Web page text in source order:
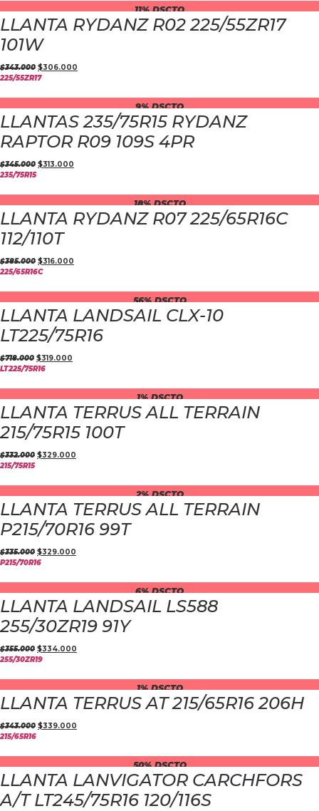
11% DSCTO
LLANTA RYDANZ R02 225/55ZR17
101W
$343.000 $306.000
225/55ZR17
9% DSCTO
LLANTAS 235/75R15 RYDANZ
RAPTOR R09 109S 4PR
$345.000 $313.000
235/75R15
18% DSCTO
LLANTA RYDANZ R07 225/65R16C
112/110T
$385.000 $316.000
225/65R16C
56% DSCTO
LLANTA LANDSAIL CLX-10
LT225/75R16
$718.000 $319.000
LT225/75R16
1% DSCTO
LLANTA TERRUS ALL TERRAIN
215/75R15 100T
$332.000 $329.000
215/75R15
2% DSCTO
LLANTA TERRUS ALL TERRAIN
P215/70R16 99T
$335.000 $329.000
P215/70R16
6% DSCTO
LLANTA LANDSAIL LS588
255/30ZR19 91Y
$355.000 $334.000
255/30ZR19
1% DSCTO
LLANTA TERRUS AT 215/65R16 206H
$343.000 $339.000
215/65R16
50% DSCTO
LLANTA LANVIGATOR CARCHFORS
A/T LT245/75R16 120/116S